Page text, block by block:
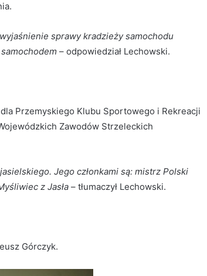
sprawy kradzieży samochodu
– odpowiedział Lechowski.
Przemyskiego Klubu Sportowego i Rekreacji
Zawodów Strzeleckich
Jego członkami są: mistrz Polski
z Jasła – tłumaczył Lechowski.
Górczyk.